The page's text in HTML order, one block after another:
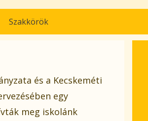
Szakkörök
és a Kecskeméti
egy
meg iskolánk